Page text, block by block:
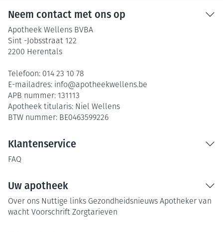
Neem contact met ons op
Apotheek Wellens BVBA
Sint -Jobsstraat 122
2200 Herentals
Telefoon: 014 23 10 78
E-mailadres: info@apotheekwellens.be
APB nummer: 131113
Apotheek titularis: Niel Wellens
BTW nummer: BE0463599226
Klantenservice
FAQ
Uw apotheek
Over ons Nuttige links Gezondheidsnieuws Apotheker van
wacht Voorschrift Zorgtarieven